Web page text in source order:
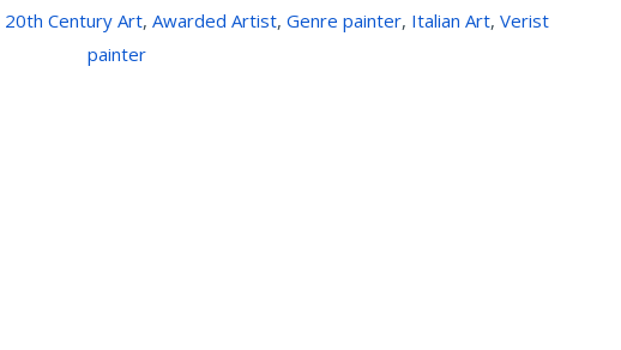
20th Century Art, Awarded Artist, Genre painter, Italian Art, Verist
painter